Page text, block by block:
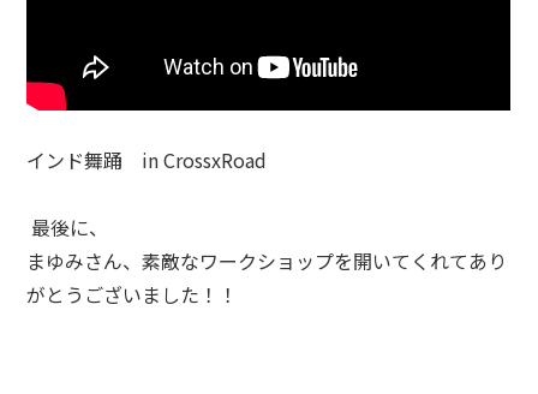
インド舞踊 in CrossxRoad
最後に、
まゆみさん、素敵なワークショップを開いてくれてあり
がとうございました！！